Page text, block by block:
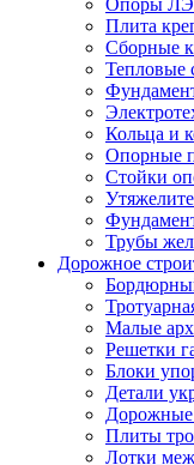
Опоры
Плита
Сборные
Тепловые
Кольца и
Опорные
Стойки
Трубы
Дорожное
Малые
Решетки
Блоки
Детали
Плиты
Лотки